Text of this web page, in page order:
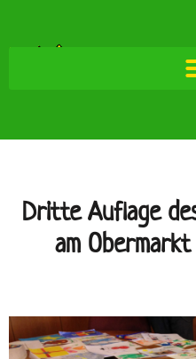
Dritte Auflage
am